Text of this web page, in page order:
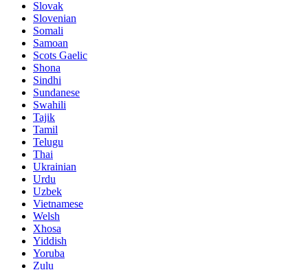
Slovak
Slovenian
Somali
Samoan
Scots Gaelic
Shona
Sindhi
Sundanese
Swahili
Tajik
Tamil
Telugu
Thai
Ukrainian
Urdu
Uzbek
Vietnamese
Welsh
Xhosa
Yiddish
Yoruba
Zulu